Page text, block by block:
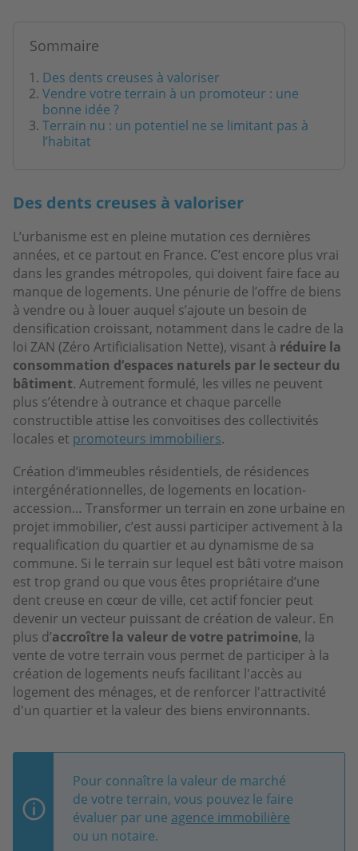
Sommaire
Des dents creuses à valoriser
Vendre votre terrain à un promoteur : une
bonne idée ?
Terrain nu : un potentiel ne se limitant pas à
l’habitat
Des dents creuses à valoriser
L’urbanisme est en pleine mutation ces dernières
années, et ce partout en France. C’est encore plus vrai
dans les grandes métropoles, qui doivent faire face au
manque de logements. Une pénurie de l’offre de biens
à vendre ou à louer auquel s’ajoute un besoin de
densification croissant, notamment dans le cadre de la
loi ZAN (Zéro Artificialisation Nette), visant à réduire la
consommation d’espaces naturels par le secteur du
bâtiment. Autrement formulé, les villes ne peuvent
plus s’étendre à outrance et chaque parcelle
constructible attise les convoitises des collectivités
locales et promoteurs immobiliers.
Création d’immeubles résidentiels, de résidences
intergénérationnelles, de logements en location-
accession… Transformer un terrain en zone urbaine en
projet immobilier, c’est aussi participer activement à la
requalification du quartier et au dynamisme de sa
commune. Si le terrain sur lequel est bâti votre maison
est trop grand ou que vous êtes propriétaire d’une
dent creuse en cœur de ville, cet actif foncier peut
devenir un vecteur puissant de création de valeur. En
plus d’accroître la valeur de votre patrimoine, la
vente de votre terrain vous permet de participer à la
création de logements neufs facilitant l'accès au
logement des ménages, et de renforcer l'attractivité
d'un quartier et la valeur des biens environnants.
Pour connaître la valeur de marché
de votre terrain, vous pouvez le faire
évaluer par une agence immobilière
ou un notaire.